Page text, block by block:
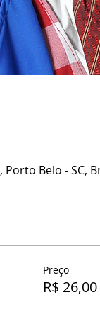
Belo - SC,
Preço
R$ 26,00